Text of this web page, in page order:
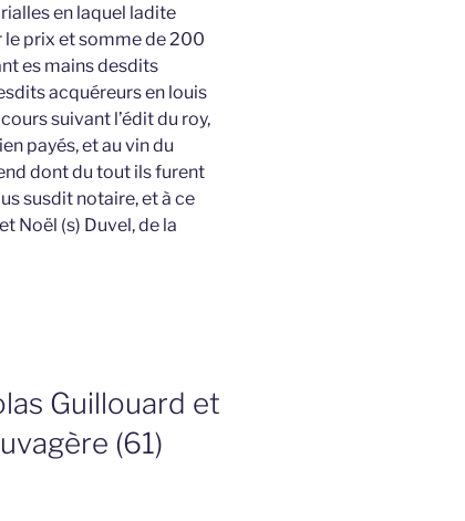
en laquel ladite
prix et somme de 200
es mains desdits
acquéreurs en louis
suivant l’édit du roy,
payés, et au vin du
dont du tout ils furent
susdit notaire, et à ce
Noël (s) Duvel, de la
Guillouard et
(61)